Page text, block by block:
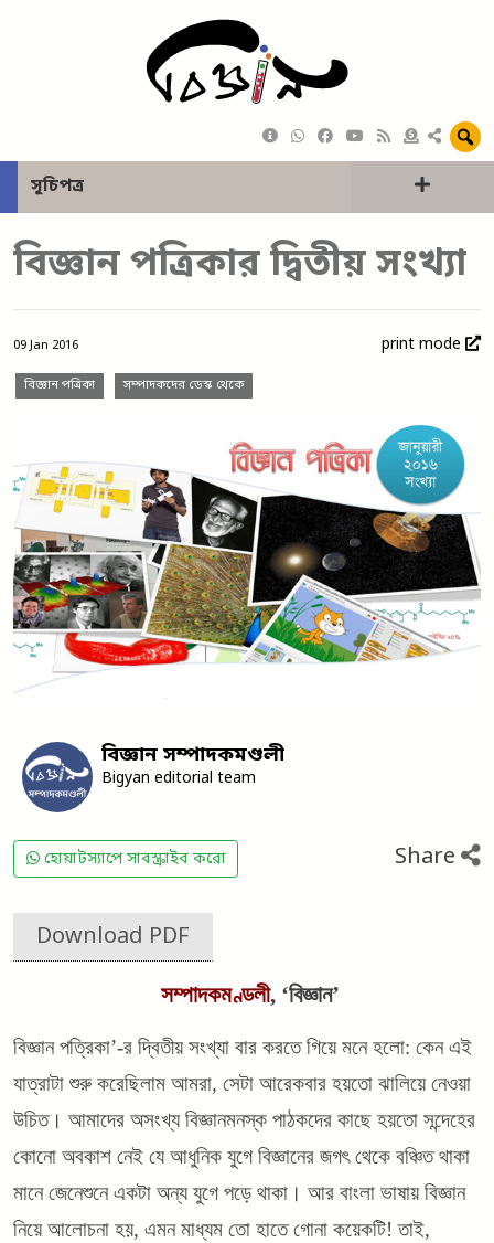
সূচিপত্র
বিজ্ঞান পত্রিকার দ্বিতীয় সংখ্যা
09 Jan 2016 print mode
বিজ্ঞান পত্রিকা সম্পাদকদের ডেস্ক থেকে
বিজ্ঞান সম্পাদকমণ্ডলী
Bigyan editorial team
হোয়াটস্যাপে সাবস্ক্রাইব করো Share
Download PDF
সম্পাদকমণ্ডলী, ‘বিজ্ঞান’
বিজ্ঞান পত্রিকা’-র দ্বিতীয় সংখ্যা বার করতে গিয়ে মনে হলো: কেন এই
যাত্রাটা শুরু করেছিলাম আমরা, সেটা আরেকবার হয়তো ঝালিয়ে নেওয়া
উচিত। আমাদের অসংখ্য বিজ্ঞানমনস্ক পাঠকদের কাছে হয়তো সন্দেহের
কোনো অবকাশ নেই যে আধুনিক যুগে বিজ্ঞানের জগৎ থেকে বঞ্চিত থাকা
মানে জেনেশুনে একটা অন্য যুগে পড়ে থাকা। আর বাংলা ভাষায় বিজ্ঞান
নিয়ে আলোচনা হয়, এমন মাধ্যম তো হাতে গোনা কয়েকটি! তাই,